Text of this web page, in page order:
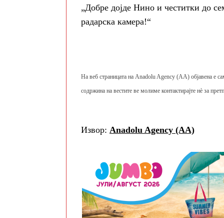
„Добре дојде Нино и честитки до
радарска камера!“
На веб страницата на Anadolu Agency (AA) објавена е
содржина на вестите ве молиме контактирајте нè за
Извор: Anadolu Agency (AA)